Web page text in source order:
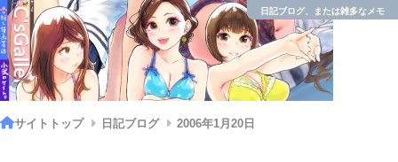
日記ブログ、または雑多なメモ
サイトトップ 日記ブログ 2006年1月20日